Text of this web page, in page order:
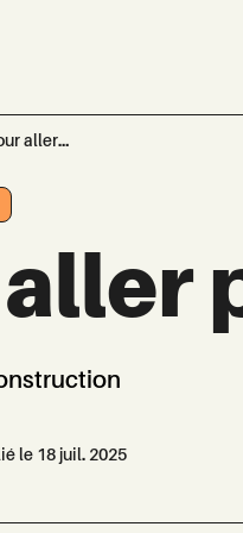
aller...
le 18 juil. 2025